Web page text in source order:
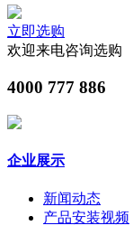
立即选购
欢迎来电咨询选购
4000 777 886
企业展示
新闻动态
产品安装视频